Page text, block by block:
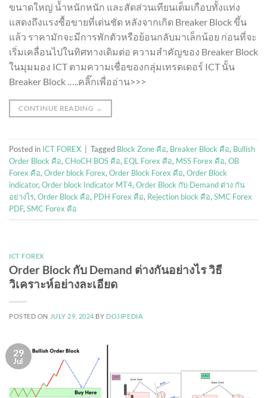
ขนาดใหญ่ น้ำหนักหนัก และสัดส่วนเทียนเต็มเกือบทั้งแท่ง
แสดงถึงแรงซื้อขายที่เด่นชัด หลังจากเกิด Breaker Block ขึ้น
แล้ว ราคามักจะมีการพักตัวหรือย้อนกลับมาเล็กน้อย ก่อนที่จะ
เริ่มเคลื่อนไปในทิศทางเดิมต่อ ความสำคัญของ Breaker Block
ในมุมมอง ICT ตามความเชื่อของกลุ่มเทรดเดอร์ ICT นั้น
Breaker Block …..คลิ๊กเพื่ออ่าน>>>
CONTINUE READING →
Posted in ICT FOREX Tagged Block Zone คือ, Breaker Block คือ, Bullish
Order Block คือ, CHoCH BOS คือ, EQL Forex คือ, MSS Forex คือ, OB
Forex คือ, Order block Forex, Order Block Forex คือ, Order Block
indicator, Order block Indicator MT4, Order Block กับ Demand ต่าง กัน
อย่างไร, Order Block คือ, PDH Forex คือ, Rejection block คือ, SMC Forex
PDF, SMC Forex คือ
ICT FOREX
Order Block กับ Demand ต่างกันอย่างไร วิธี
วิเคราะห์อย่างละเอียด
POSTED ON JULY 29, 2024 BY DOJIPEDIA
29
Jul